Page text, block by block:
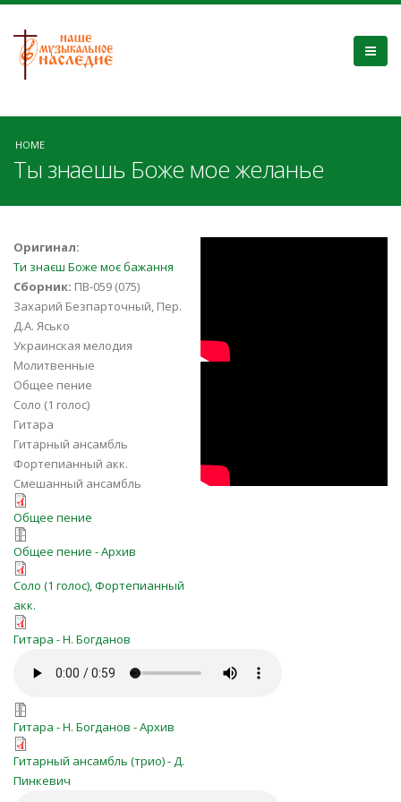
HOME
Ты знаешь Боже мое желанье
Оригинал:
Ти знаєш Боже моє бажання
Сборник: ПВ-059 (075)
Захарий Безпарточный, Пер.
Д.А. Ясько
Украинская мелодия
Молитвенные
Общее пение
Соло (1 голос)
Гитара
Гитарный ансамбль
Фортепианный акк.
Смешанный ансамбль
Ty-znaeshj-Bozhe-moe-zhelanje-
(075).pdf
Общее пение
Ty-znaeshj-Bozhe-moe-zhelanje-
059.zip
Общее пение - Архив
Ты знаешь, Боже, моё желанье
(аккомпанемент).pdf
Соло (1 голос), Фортепианный
акк.
Гитара - Н. Богданов
Гитара - Н. Богданов - Архив
Гитарный ансамбль (трио) - Д.
Пинкевич
желанье" by M.K.